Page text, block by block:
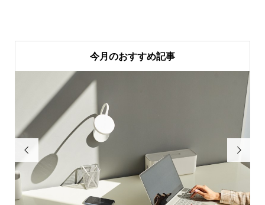
今月のおすすめ記事
 